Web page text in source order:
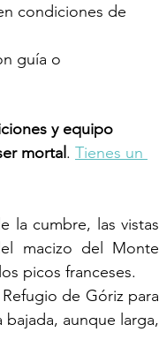
condiciones de
guía o
y equipo
mortal. Tienes un
la cumbre, las vistas
macizo del Monte
picos franceses.
de Góriz para
aunque larga,